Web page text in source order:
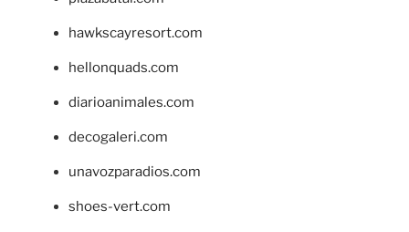
hawkscayresort.com
hellonquads.com
diarioanimales.com
decogaleri.com
unavozparadios.com
shoes-vert.com